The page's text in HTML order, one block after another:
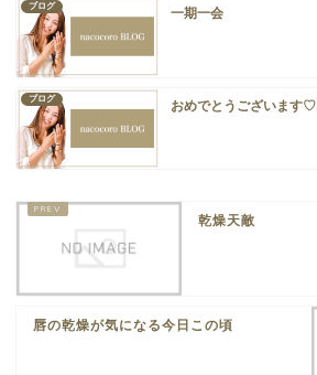
ブログ 一期一会
ブログ おめでとうございます♡
乾燥天敵
唇の乾燥が気になる今日この頃